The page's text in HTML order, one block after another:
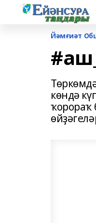
Йәмғиәт
көндә
ҡорораҡ